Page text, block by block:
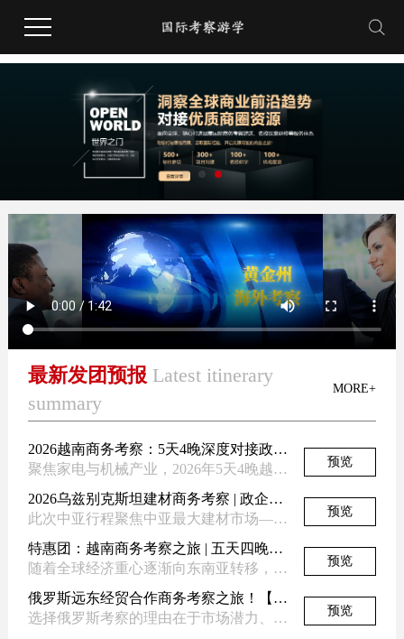
最新发团预报 Latest itinerary
summary
MORE+
2026越南商务考察：5天4晚深度对接政企资源！
聚焦家电与机械产业，2026年5天4晚越南商务考察现已启动。行程将深...
预览
2026乌兹别克斯坦建材商务考察 | 政企对接+BIG5展会+标杆园区一站式行程！
此次中亚行程聚焦中亚最大建材市场——乌兹别克斯坦，深度对接800亿美...
预览
特惠团：越南商务考察之旅 | 五天四晚深度走访企业与市场
随着全球经济重心逐渐向东南亚转移，越南凭借高速经济增长、开放投资政策...
预览
俄罗斯远东经贸合作商务考察之旅！【俄罗斯】
选择俄罗斯考察的理由在于市场潜力、产业互补性和政策利好。远东地区开发...
预览